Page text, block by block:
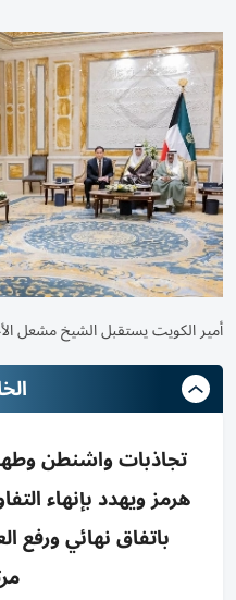
أمير الكويت يستقبل الشيخ مشعل
تجاذبات واشنطن
هرمز ويهدد بإنهاء
باتفاق نهائي ورفع